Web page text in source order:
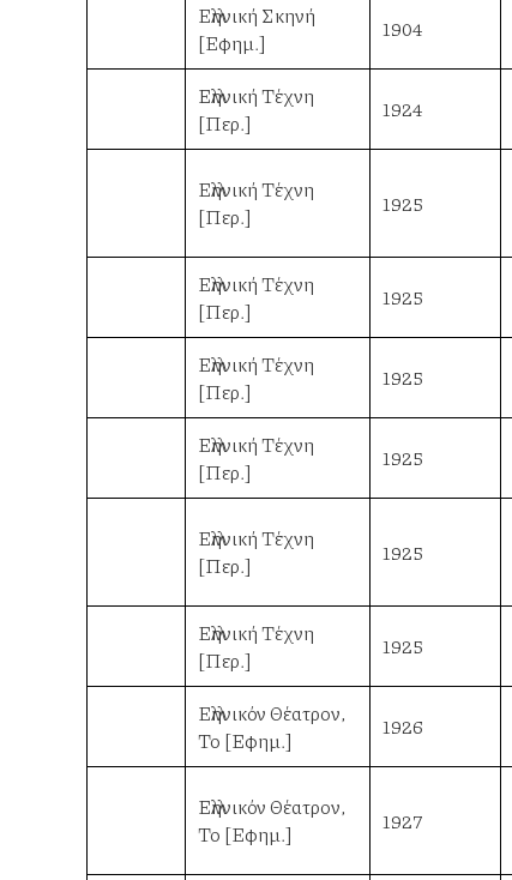
Ελληνική Σκηνή
[Εφημ.]
1904
Ελληνική Τέχνη
[Περ.]
1924
Ελληνική Τέχνη
[Περ.]
1925
Ελληνική Τέχνη
[Περ.]
1925
Ελληνική Τέχνη
[Περ.]
1925
Ελληνική Τέχνη
[Περ.]
1925
Ελληνική Τέχνη
[Περ.]
1925
Ελληνική Τέχνη
[Περ.]
1925
Ελληνικόν Θέατρον,
Το [Εφημ.]
1926
Ελληνικόν Θέατρον,
Το [Εφημ.]
1927